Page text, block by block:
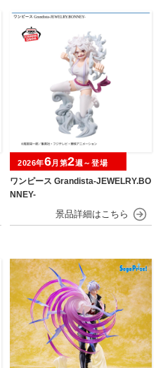
ワンピース Grandista-JEWELRY.BO
NNEY-
2026年6月第2週～登場